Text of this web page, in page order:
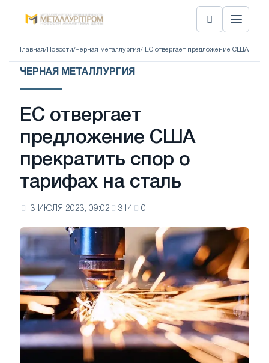
Главная/ Новости/Черная металлургия/ ЕС отвергает предложение США
ЧЕРНАЯ МЕТАЛЛУРГИЯ
ЕС отвергает
предложение США
прекратить спор о
тарифах на сталь
3 ИЮЛЯ 2023, 09:02 314 0